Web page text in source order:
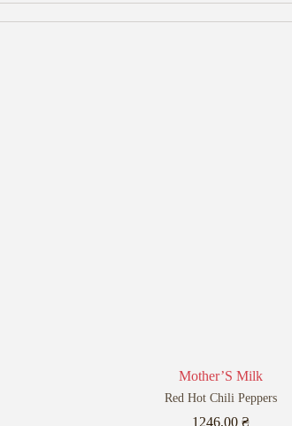
Mother’S Milk
Red Hot Chili Peppers
1246,00 ₴